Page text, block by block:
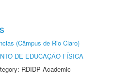
(Câmpus de Rio Claro)
DE EDUCAÇÃO FÍSICA
RDIDP Academic